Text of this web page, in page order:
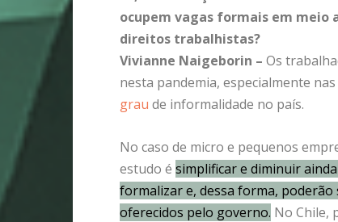
ocupem vagas formais em meio
direitos trabalhistas?
Vivianne Naigeborin – Os
nesta pandemia, especialmente
grau de informalidade no país.
No caso de micro e pequenos
estudo é simplificar e diminuir
formalizar e, dessa forma,
oferecidos pelo governo. No Chile,